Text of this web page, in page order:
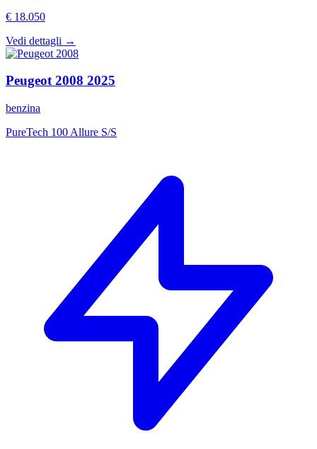
€ 18.050
Vedi dettagli →
Peugeot2008 2025
benzina
PureTech 100 Allure S/S